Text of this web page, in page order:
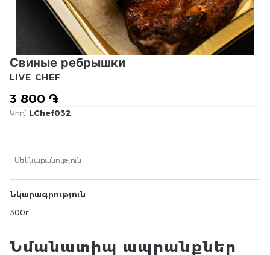
Свиные ребрышки
3 800 ֏
LIVE CHEF
Կոդ՝ LChef032
Մեկնաբանություն
Նկարագրություն
300г
Նմանատիպ ապրանքներ